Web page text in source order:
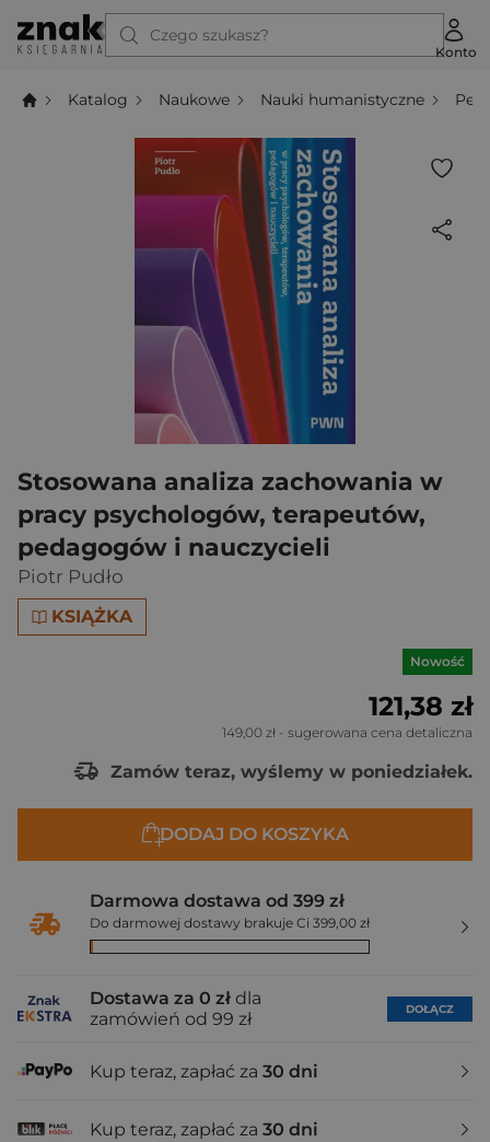
Czego szukasz?
Konto
Katalog Naukowe Nauki humanistyczne
Stosowana analiza zachowania w
pracy psychologów, terapeutów,
pedagogów i nauczycieli
Piotr Pudło
KSIĄŻKA
Nowość
121,38 zł
149,00 zł - sugerowana cena detaliczna
Zamów teraz, wyślemy w poniedziałek.
DODAJ DO KOSZYKA
Darmowa dostawa od 399 zł
Do darmowej dostawy brakuje Ci 399,00 zł
Dostawa za 0 zł dla
zamówień od 99 zł
DOŁĄCZ
Kup teraz, zapłać za 30 dni
Kup teraz, zapłać za 30 dni